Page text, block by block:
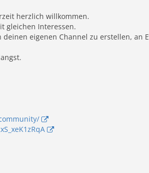
herzlich willkommen.
gleichen Interessen.
eigenen Channel zu erstellen, an